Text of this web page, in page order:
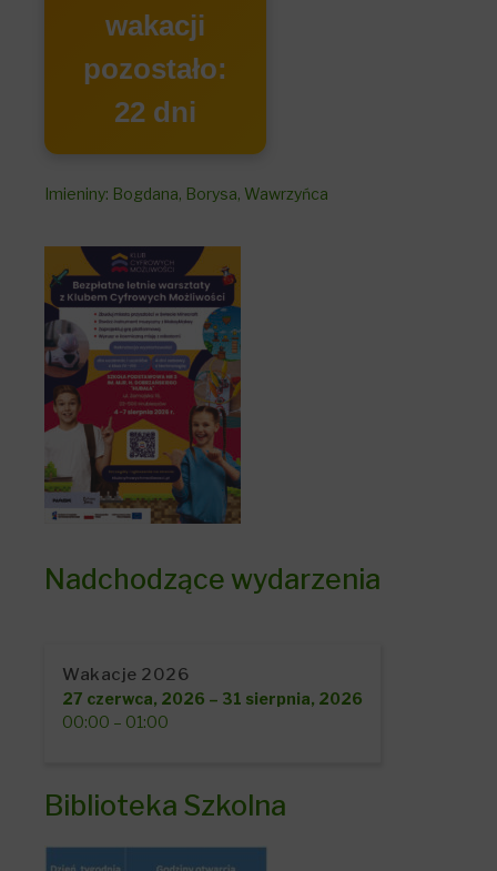
wakacji
pozostało:
22 dni
Imieniny: Bogdana, Borysa, Wawrzyńca
Nadchodzące wydarzenia
Wakacje 2026
27 czerwca, 2026 – 31 sierpnia, 2026
00:00 – 01:00
Biblioteka Szkolna